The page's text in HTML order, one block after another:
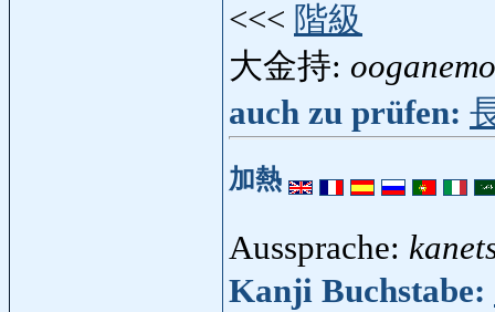
<<< 階級
大金持:
auch zu prüfen:
加熱
Aussprache:
Kanji Buchstabe: